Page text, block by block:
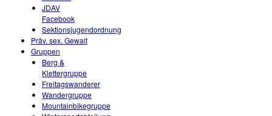
JDAV
Facebook
Sektionsjugendordnung
Präv. sex. Gewalt
Gruppen
Berg &
Klettergruppe
Freitagswanderer
Wandergruppe
Mountainbikegruppe